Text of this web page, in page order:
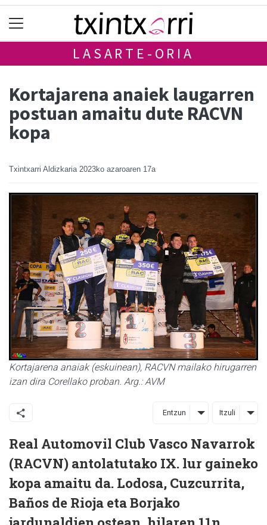
LASARTE-ORIA
Kortajarena anaiek laugarren
postuan amaitu dute RACVN
kopa
Txintxarri Aldizkaria 2023ko azaroaren 17a
Kortajarena anaiak (eskuinean), RACVN mailako hirugarren
izan dira Corellako proban. Arg.: AVM
Entzun Itzuli
Real Automovil Club Vasco Navarrok
(RACVN) antolatutako IX. lur gaineko
kopa amaitu da. Lodosa, Cuzcurrita,
Baños de Rioja eta Borjako